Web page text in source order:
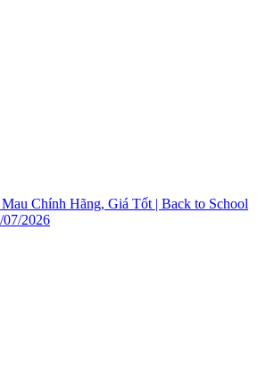
Chính Hãng, Giá Tốt | Back to School
07/2026